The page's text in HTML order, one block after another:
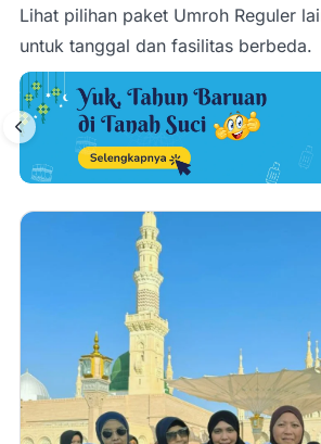
Lihat pilihan paket Umroh Reguler
untuk tanggal dan fasilitas berbeda.